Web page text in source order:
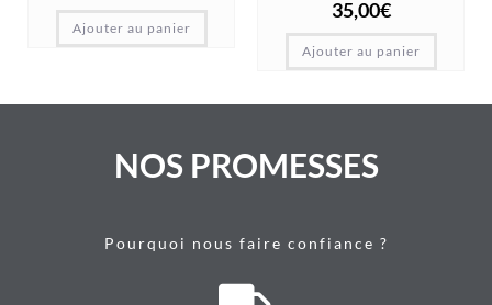
Ajouter au panier
35,00€
Ajouter au panier
NOS PROMESSES
Pourquoi nous faire confiance ?